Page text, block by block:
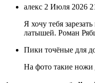
алекс 2 Июля 2026
Я хочу тебя
латышей. Роман
Пики точёные для
На фото такие ножи